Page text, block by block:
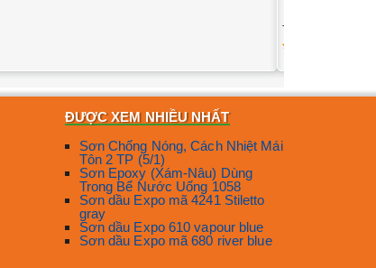
Tổng kho Sơn
ĐƯỢC XEM NHIỀU NHẤT
Sơn Chống Nóng, Cách Nhiệt Mái
Tôn 2 TP (5/1)
Sơn Epoxy (Xám-Nâu) Dùng
Trong Bể Nước Uống 1058
Sơn dầu Expo mã 4241 Stiletto
gray
Sơn dầu Expo 610 vapour blue
Sơn dầu Expo mã 680 river blue